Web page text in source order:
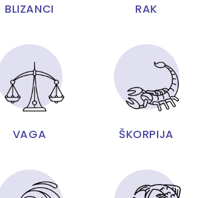
BLIZANCI RAK
VAGA ŠKORPIJA